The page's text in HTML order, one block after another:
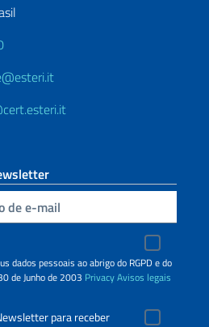
dados pessoais ao abrigo do RGPD e do
de Junho de 2003 PrivacyAvisos legais
para receber